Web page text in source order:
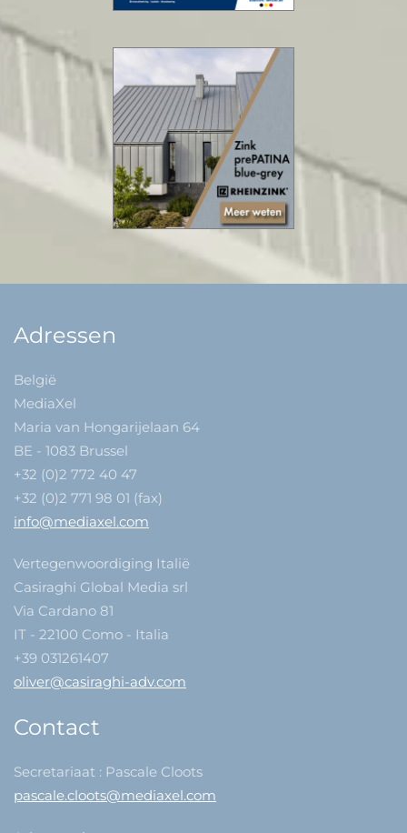
Adressen
België
MediaXel
Maria van Hongarijelaan 64
BE - 1083 Brussel
+32 (0)2 772 40 47
+32 (0)2 771 98 01 (fax)
info@mediaxel.com
Vertegenwoordiging Italië
Casiraghi Global Media srl
Via Cardano 81
IT - 22100 Como - Italia
+39 031261407
oliver@casiraghi-adv.com
Contact
Secretariaat : Pascale Cloots
pascale.cloots@mediaxel.com